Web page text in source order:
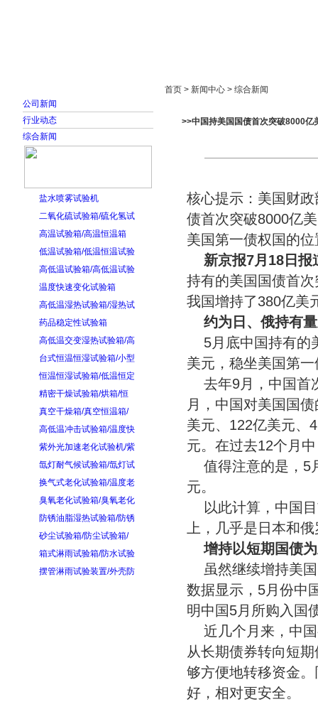
公司新闻
行业动态
综合新闻
盐水喷雾试验机
二氧化硫试验箱/硫化氢试
高温试验箱/高温恒温箱
低温试验箱/低温恒温试验
高低温试验箱/高低温试验
温度快速变化试验箱
高低温湿热试验箱/湿热试
药品稳定性试验箱
高低温交变湿热试验箱/高
台式恒温恒湿试验箱/小型
恒温恒湿试验箱/低温恒定
精密干燥试验箱/烘箱/恒
真空干燥箱/真空恒温箱/
高低温冲击试验箱/温度快
紫外光加速老化试验机/紫
氙灯耐气候试验箱/氙灯试
换气式老化试验箱/温度老
臭氧老化试验箱/臭氧老化
防锈油脂湿热试验箱/防锈
砂尘试验箱/防尘试验箱/
箱式淋雨试验箱/防水试验
摆管淋雨试验装置/外壳防
首页 > 新闻中心 > 综合新闻
>>中国持美国国债首次突破8000亿
核心提示：美国财
债首次突破8000亿
美国第一债权国的位
新京报7月18日报
持有的美国国债首
我国增持了380亿美
约为日、俄持有
5月底中国持有的
美元，稳坐美国第
去年9月，中国首
月，中国对美国国
美元、122亿美元、
元。在过去12个月
值得注意的是，5
元。
以此计算，中国
上，几乎是日本和
增持以短期国债
虽然继续增持美
数据显示，5月份中
明中国5月所购入国
近几个月来，中
从长期债券转向短
够方便地转移资金
好，相对更安全。